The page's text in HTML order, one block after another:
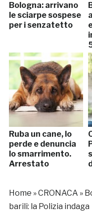
Bologna: arrivano
le sciarpe sospese
per i senzatetto
Ruba un cane, lo
perde e denuncia
lo smarrimento.
Arrestato
Home »CRONACA »
barili: la Polizia indaga